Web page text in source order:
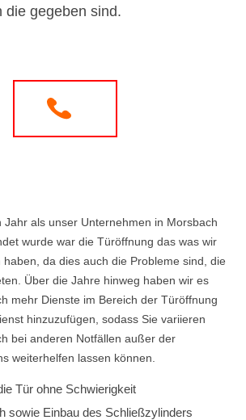
die gegeben sind.
Jahr als unser Unternehmen in Morsbach
wurde war die Türöffnung das was wir
da dies auch die Probleme sind, die
Über die Jahre hinweg haben wir es
mehr Dienste im Bereich der Türöffnung
hinzuzufügen, sodass Sie variieren
bei anderen Notfällen außer der
weiterhelfen lassen können.
Tür ohne Schwierigkeit
sowie Einbau des Schließzylinders